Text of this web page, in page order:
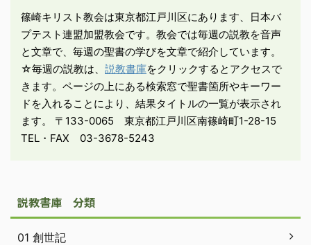
で過ちを犯さないなら、
それは自分の全身を制御
できる完全な人です」 ...
篠崎キリスト教会は東京都江戸川区にあります、日本バ
プテスト連盟加盟教会です。教会では毎週の説教を音声
と文章で、毎週の聖書の学びを文章で紹介しています。
☆毎週の説教は、 説教書庫をクリックするとアクセスで
きます。ページの上にある検索窓で聖書箇所やキーワー
ドを入れることにより、結果タイトルの一覧が表示され
ます。 〒133-0065 東京都江戸川区南篠崎町1-28-15
TEL・FAX 03-3678-5243
説教書庫 分類
01 創世記